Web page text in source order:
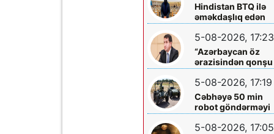
Hindistan BTQ ilə
əməkdaşlıq edən
hüquq
təhdid edib
5-08-2026, 17:23
“Azərbaycan öz
ərazisindən qonşu
ölkəyə qarşı
olunmasına icazə
verməz”
5-08-2026, 17:19
Cəbhəyə 50 min
robot göndərməyi
planlaşdırırlar
5-08-2026, 17:05